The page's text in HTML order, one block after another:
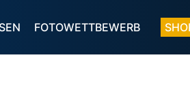
FOTOWETTBEWERB